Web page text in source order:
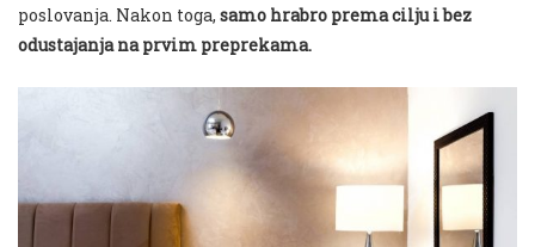
poslovanja. Nakon toga, samo hrabro prema cilju i bez
odustajanja na prvim preprekama.